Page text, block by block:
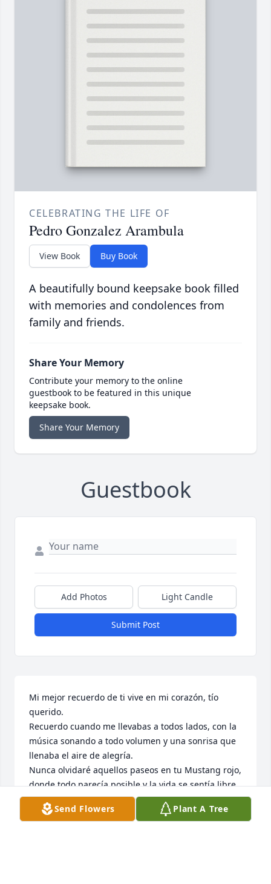
CELEBRATING THE LIFE OF
Pedro Gonzalez Arambula
View Book Buy Book
A beautifully bound keepsake book filled
with memories and condolences from
family and friends.
Share Your Memory
Contribute your memory to the online
guestbook to be featured in this unique
keepsake book.
Share Your Memory
Guestbook
Add Photos Light Candle
Submit Post
Mi mejor recuerdo de ti vive en mi corazón, tío
querido.
Recuerdo cuando me llevabas a todos lados, con la
música sonando a todo volumen y una sonrisa que
llenaba el aire de alegría.
Nunca olvidaré aquellos paseos en tu Mustang rojo,
donde todo parecía posible y la vida se sentía libre.
Años después, cuando elegí mi primer carro, supe
Send Flowers Plant A Tree